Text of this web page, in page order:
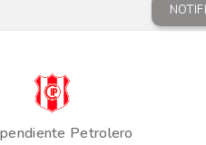
Petrolero